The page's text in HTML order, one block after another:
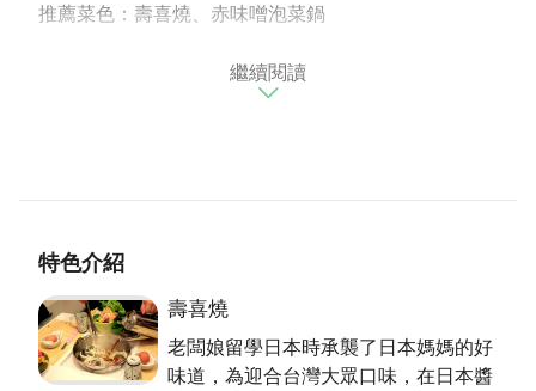
推薦菜色：壽喜燒、赤味噌泡菜鍋
負責人許小姐猶記那段在日本求學的時光，有個回憶常
在心間流轉，北國的冬日寒風瑟瑟，拜訪了久居鄉間的
繼續閱讀
特色介紹
壽喜燒
老闆娘留學日本時承襲了日本媽媽的好
味道，為迎合台灣大眾口味，在日本醬